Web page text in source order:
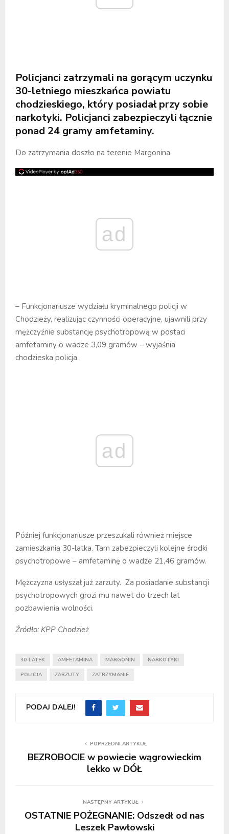
Policjanci zatrzymali na gorącym uczynku
30-letniego mieszkańca powiatu
chodzieskiego, który posiadał przy sobie
narkotyki. Policjanci zabezpieczyli łącznie
ponad 24 gramy amfetaminy.
Do zatrzymania doszło na terenie Margonina.
ad
– Funkcjonariusze wydziału kryminalnego policji w
Chodzieży, realizując czynności operacyjne, ujawnili przy
mężczyźnie substancję psychotropową w postaci
amfetaminy o wadze 3,09 gramów – wyjaśnia
chodzieska policja.
ad
Później funkcjonariusze przeszukali również miejsce
zamieszkania 30-latka. Tam zabezpieczyli kolejne środki
psychotropowe – amfetaminę o wadze 21,46 gramów.
Mężczyzna usłyszał już zarzuty. Za posiadanie substancji
psychotropowych grozi mu nawet do trzech lat
pozbawienia wolności.
Źródło: KPP Chodzież
30-LATEK AMFETAMINA MARGONIN NARKOTYKI
POLICJA ZARZUTY ZATRZYMANIE
PODAJ DALEJ!
POPRZEDNI ARTYKUŁ
BEZROBOCIE w powiecie wągrowieckim
lekko w DÓŁ
NASTĘPNY ARTYKUŁ
OSTATNIE POŻEGNANIE: Odszedł od nas
Leszek Pawłowski